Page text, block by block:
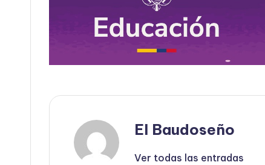
El Baudoseño
Ver todas las entradas